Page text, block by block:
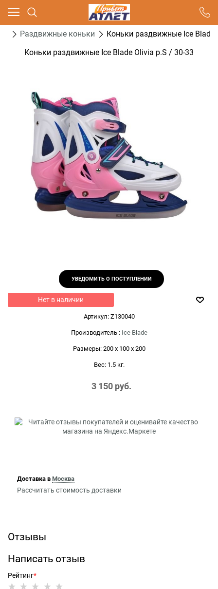
Раздвижные коньки
Коньки раздвижные Ice Blade
Коньки раздвижные Ice Blade Olivia р.S / 30-33
УВЕДОМИТЬ О ПОСТУПЛЕНИИ
Нет в наличии
Артикул: Z130040
Производитель : Ice Blade
Размеры: 200 x 100 x 200
Вес: 1.5кг.
3 150 руб.
Доставка в Москва
Рассчитать стоимость доставки
Отзывы
Написать отзыв
Рейтинг
Ваш город - Москва,
угадали?
ДА НЕТ